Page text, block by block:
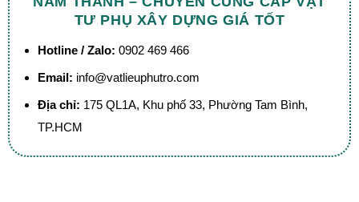
TƯ PHỤ XÂY DỰNG GIÁ TỐT
Hotline / Zalo: 0902 469 466
Email: info@vatlieuphutro.com
Địa chỉ: 175 QL1A, Khu phố 33, Phường Tam Bình,
TP.HCM